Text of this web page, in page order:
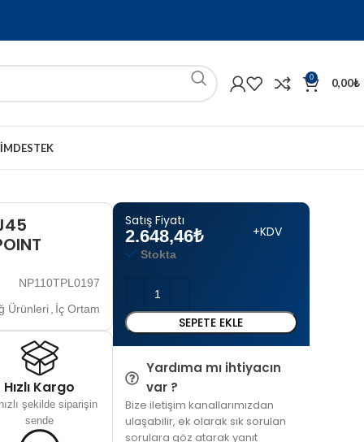
0 0,00₺
DESTEK
NP110TPL0197
Ürünleri İç Ortam
Hızlı Kargo
şekilde siparişin
sende
Satış Fiyatı
2.648,46₺ +KDV
Stokta
SEPETE EKLE
Yardıma mı ihtiyacın
var ?
Bize iletişim kanallarımızdan
ulaşabilir, ek olarak sık sorulan
sorulara göz atarak yanıt